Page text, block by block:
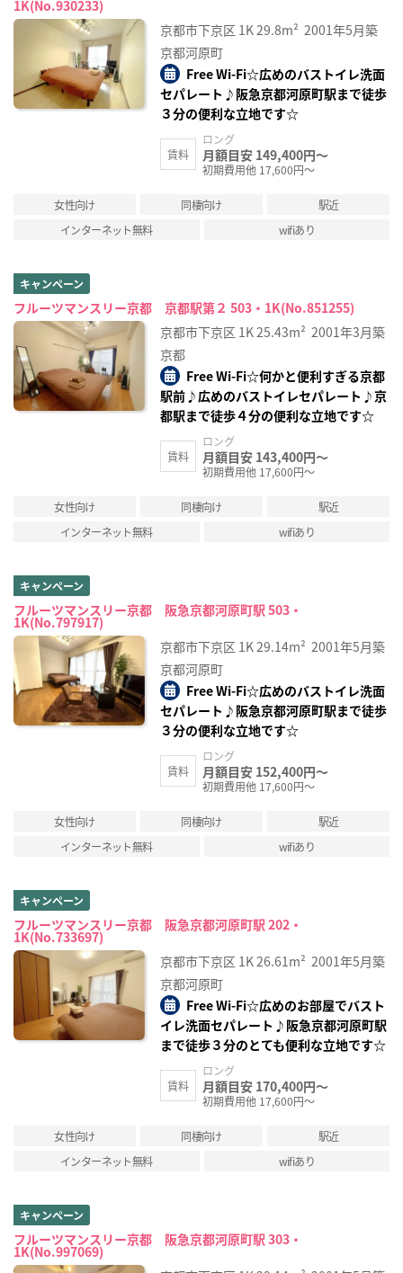
1K(No.930233)
京都市下京区 1K29.8m² 2001年5月築
京都河原町
Free Wi-Fi☆広めのバストイレ洗面
セパレート♪阪急京都河原町駅まで徒歩
３分の便利な立地です☆
賃料
ロング
月額目安 149,400円～
初期費用他 17,600円～
女性向け 同棲向け
駅近
インターネット無料
wifiあり
キャンペーン
フルーツマンスリー京都 京都駅第２ 503・1K(No.851255)
京都市下京区 1K25.43m² 2001年3月築
京都
Free Wi-Fi☆何かと便利すぎる京都
駅前♪広めのバストイレセパレート♪京
都駅まで徒歩４分の便利な立地です☆
賃料
ロング
月額目安 143,400円～
初期費用他 17,600円～
女性向け 同棲向け
駅近
インターネット無料
wifiあり
キャンペーン
フルーツマンスリー京都 阪急京都河原町駅 503・
1K(No.797917)
京都市下京区 1K29.14m² 2001年5月築
京都河原町
Free Wi-Fi☆広めのバストイレ洗面
セパレート♪阪急京都河原町駅まで徒歩
３分の便利な立地です☆
賃料
ロング
月額目安 152,400円～
初期費用他 17,600円～
女性向け 同棲向け
駅近
インターネット無料
wifiあり
キャンペーン
フルーツマンスリー京都 阪急京都河原町駅 202・
1K(No.733697)
京都市下京区 1K26.61m² 2001年5月築
京都河原町
Free Wi-Fi☆広めのお部屋でバスト
イレ洗面セパレート♪阪急京都河原町駅
まで徒歩３分のとても便利な立地です☆
賃料
ロング
月額目安 170,400円～
初期費用他 17,600円～
女性向け 同棲向け
駅近
インターネット無料
wifiあり
キャンペーン
フルーツマンスリー京都 阪急京都河原町駅 303・
1K(No.997069)